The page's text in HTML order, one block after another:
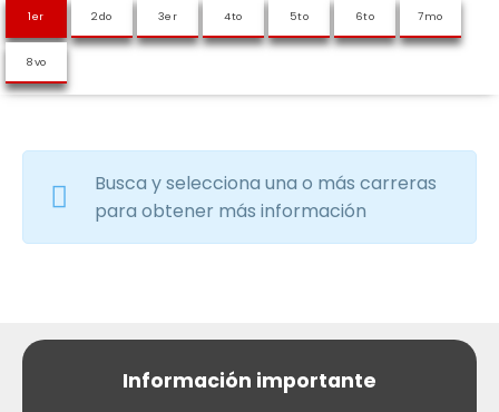
Busca y selecciona una o más carreras
para obtener más información
Información importante